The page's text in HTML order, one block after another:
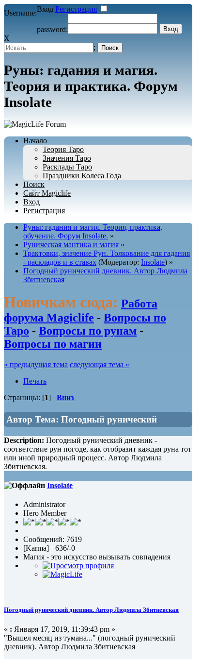
Вход Регистрация
Username:
password:
X
;
Руны: гадания и магия.
Теория и практика. Форум
Insolate
Начало
Теория Таро
Значения Таро
Расклады Таро
Праздники Колеса Года
Поиск
Сайт Magiclife
Вход
Регистрация
Руны: гадания и магия. Теория, практика,
обучение. Форум Insolate. »
Руническая мантика и магия »
Трактовки, значение Рун. Толкование для гадания
- раскладов и в ставах (Модератор: Insolate) »
Погодный рунический дневник. Автор Людмила
Збитневская
Новичкам сюда: Работа
форума Magiclife - Вопросы по
Таро - Вопросы по рунам -
Вопросы по магии
« предыдущая тема следующая тема »
Печать
Страницы: [1] Вниз
Автор Тема: Погодный рунический
дневник. Автор Людмила Збитневская
(Прочитано 2460 раз)
Description: Погодный рунический дневник -
соответствие рун погоде, как отобразит каждая руна тот
или иной природный процесс. Автор Людмила
Збитневская.
Insolate
Administrator
Hero Member
Сообщений: 7619
[Karma] +636/-0
Магия - это искусство вызывать совпадения
Погодный рунический дневник. Автор Людмила Збитневская
« : Января 17, 2019, 11:39:43 pm »
"Вышел месяц из тумана..." (погодный рунический
дневник). Автор Людмила Збитневская